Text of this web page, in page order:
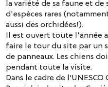
la variété de sa faune et de
d'espèces rares
aussi des orchidées!).
Il est ouvert toute l'année
faire le tour du site par un
de panneaux. Les chiens
pendant toute la visite.
Dans le cadre de